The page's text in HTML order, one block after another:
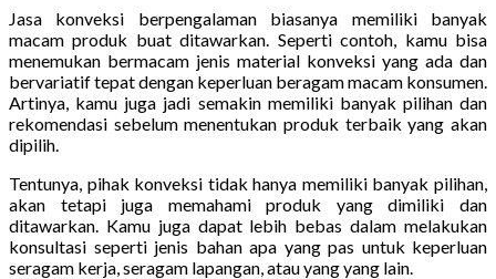
Jasa konveksi berpengalaman biasanya memiliki banyak
macam produk buat ditawarkan. Seperti contoh, kamu bisa
menemukan bermacam jenis material konveksi yang ada dan
bervariatif tepat dengan keperluan beragam macam konsumen.
Artinya, kamu juga jadi semakin memiliki banyak pilihan dan
rekomendasi sebelum menentukan produk terbaik yang akan
dipilih.
Tentunya, pihak konveksi tidak hanya memiliki banyak pilihan,
akan tetapi juga memahami produk yang dimiliki dan
ditawarkan. Kamu juga dapat lebih bebas dalam melakukan
konsultasi seperti jenis bahan apa yang pas untuk keperluan
seragam kerja, seragam lapangan, atau yang yang lain.